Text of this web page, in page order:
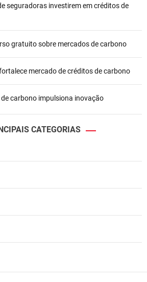
seguradoras investirem em créditos de
gratuito sobre mercados de carbono
mercado de créditos de carbono
carbono impulsiona inovação
CATEGORIAS